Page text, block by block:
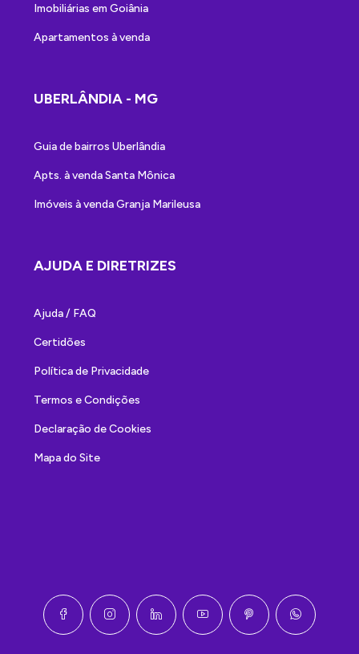
Imobiliárias em Goiânia
Apartamentos à venda
UBERLÂNDIA - MG
Guia de bairros Uberlândia
Apts. à venda Santa Mônica
Imóveis à venda Granja Marileusa
AJUDA E DIRETRIZES
Ajuda / FAQ
Certidões
Política de Privacidade
Termos e Condições
Declaração de Cookies
Mapa do Site